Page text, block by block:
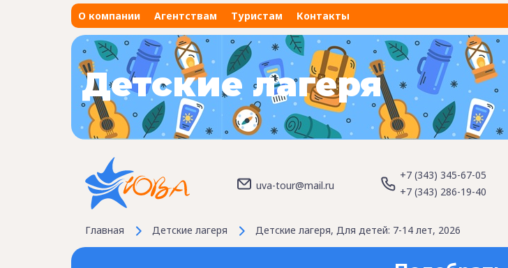
О компании Агентствам Туристам Контакты
Детские лагеря
uva-tour@mail.ru
+7 (343) 345-67-05
+7 (343) 286-19-40
Главная Детские лагеря Детские лагеря, Для детей: 7-14 лет, 2026